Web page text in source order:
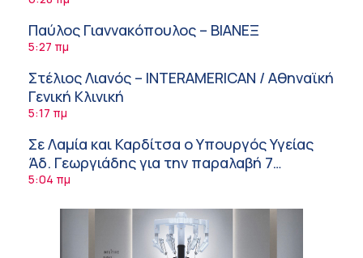
Παύλος Γιαννακόπουλος – ΒΙΑΝΕΞ
5:27 πμ
Στέλιος Λιανός – INTERAMERICAN / Αθηναϊκή
Γενική Κλινική
5:17 πμ
Σε Λαμία και Καρδίτσα ο Υπουργός Υγείας
Άδ. Γεωργιάδης για την παραλαβή 7
ασθενοφόρων του ΕΚΑΒ και τα εγκαίνια του
5:04 πμ
Πόσο μας επηρεάζει ο ύπνος με ανεμιστήρα
ή air-condition το καλοκαίρι